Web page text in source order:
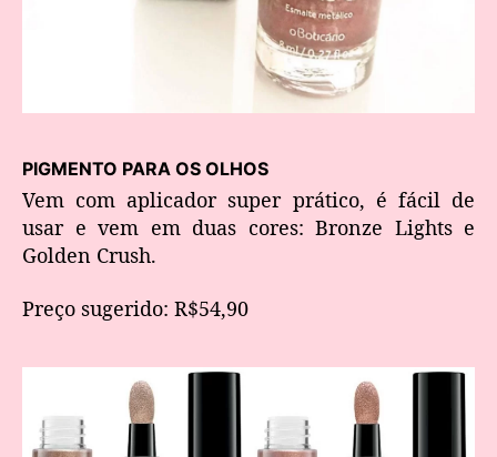
PIGMENTO PARA OS OLHOS
Vem com aplicador super prático, é fácil de
usar e vem em duas cores: Bronze Lights e
Golden Crush.
Preço sugerido: R$54,90